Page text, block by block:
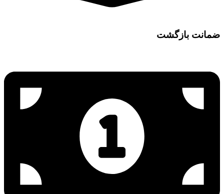
ضمانت بازگشت